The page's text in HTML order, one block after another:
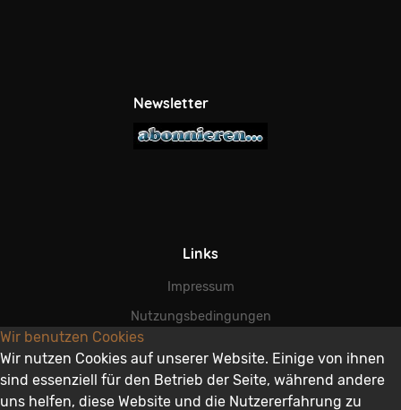
Newsletter
Links
Impressum
Nutzungsbedingungen
Datenschutz
Disclaimer
Wir benutzen Cookies
Wir nutzen Cookies auf unserer Website. Einige von ihnen
sind essenziell für den Betrieb der Seite, während andere
uns helfen, diese Website und die Nutzererfahrung zu